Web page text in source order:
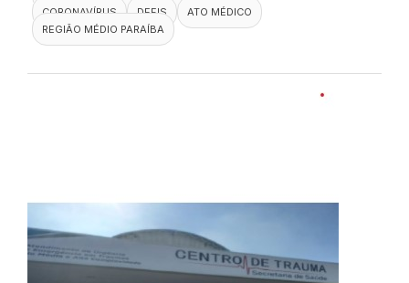
CORONAVÍRUS
DEFIS
ATO MÉDICO
REGIÃO MÉDIO PARAÍBA